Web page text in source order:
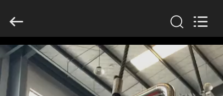
RUMAH
PRODUK
Manufacturing
Co.,Ltd.
Reserved.